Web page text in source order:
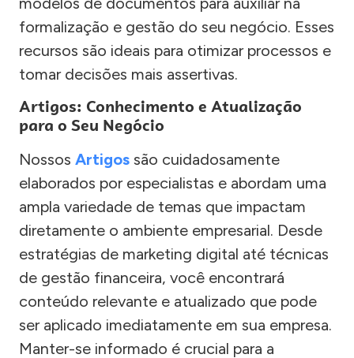
formalização e gestão do seu negócio. Esses
recursos são ideais para otimizar processos e
tomar decisões mais assertivas.
Artigos: Conhecimento e Atualização
para o Seu Negócio
Nossos Artigos são cuidadosamente
elaborados por especialistas e abordam uma
ampla variedade de temas que impactam
diretamente o ambiente empresarial. Desde
estratégias de marketing digital até técnicas
de gestão financeira, você encontrará
conteúdo relevante e atualizado que pode
ser aplicado imediatamente em sua empresa.
Manter-se informado é crucial para a